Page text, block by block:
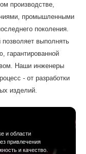
производстве,
промышленными
поколения.
выполнять
гарантированной
Наши инженеры
- от разработки
изделий.
и области
привлечения
и качество.